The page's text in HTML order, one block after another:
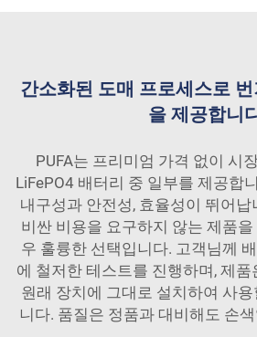
간소화된 도매 프로세스로
을 제공합니
PUFA는 프리미엄 가격 없이 시
LiFePO4 배터리 중 일부를 제공합
내구성과 안전성, 효율성이 뛰어
비싼 비용을 요구하지 않는 제품
우 훌륭한 선택입니다. 고객님께
에 철저한 테스트를 진행하며, 제품
원래 장치에 그대로 설치하여 사
니다. 품질은 정품과 대비해도 손